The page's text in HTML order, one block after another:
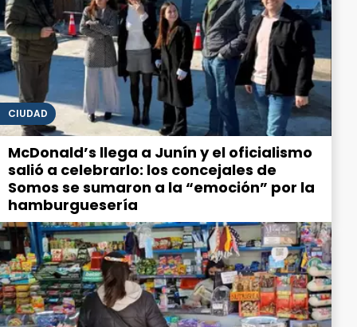
CIUDAD
McDonald’s llega a Junín y el oficialismo
salió a celebrarlo: los concejales de
Somos se sumaron a la “emoción” por la
hamburguesería